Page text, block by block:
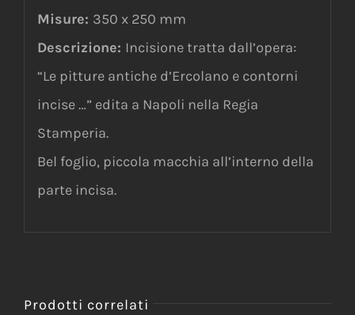
Misure: 350 x 250 mm
Descrizione: Incisione tratta dall’opera:
“Le pitture antiche d’Ercolano e contorni
incise …” edita a Napoli nella Regia
Stamperia.
Bel foglio, piccola macchia all’interno della
parte incisa.
Prodotti correlati